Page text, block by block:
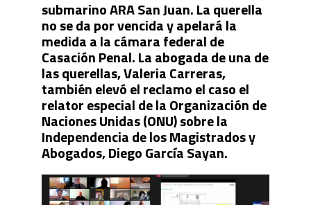
submarino ARA San Juan. La querella
no se da por vencida y apelará la
medida a la cámara federal de
Casación Penal. La abogada de una de
las querellas, Valeria Carreras,
también elevó el reclamo el caso el
relator especial de la Organización de
Naciones Unidas (ONU) sobre la
Independencia de los Magistrados y
Abogados, Diego García Sayan.